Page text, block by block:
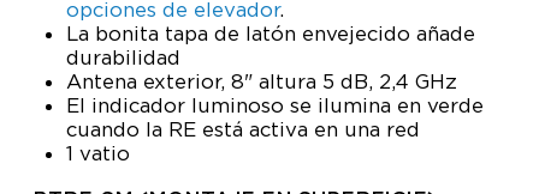
opciones de elevador.
La bonita tapa de latón envejecido añade
durabilidad
Antena exterior, 8" altura 5 dB, 2,4 GHz
El indicador luminoso se ilumina en verde
cuando la RE está activa en una red
1 vatio